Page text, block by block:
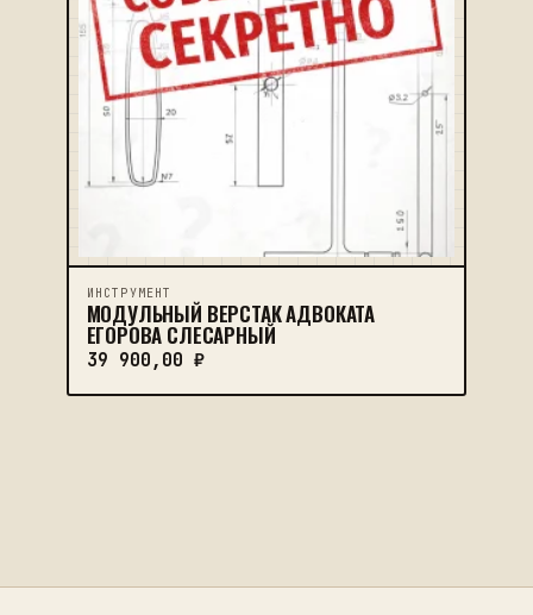
ИНСТРУМЕНТ
МОДУЛЬНЫЙ ВЕРСТАК АДВОКАТА
ЕГОРОВА СЛЕСАРНЫЙ
39 900,00 ₽